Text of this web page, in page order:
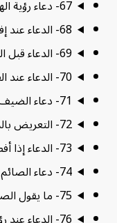
67- دعاء رؤية الهلال
68- الدعاء عند إفطار الصائم
69- الدعاء قبل الطعام
70- الدعاء عند الفراغ من الطعام
71- دعاء الضيف لصاحب الطعام
72- التعريض بالدعاء لطلب الطعام أو الشراب
73- الدعاء إذا أفطر عند أهل بيت
74- دعاء الصائم إذا حضر الطعام ولم يفطر
75- ما يقول الصائم إذا سابه أحد